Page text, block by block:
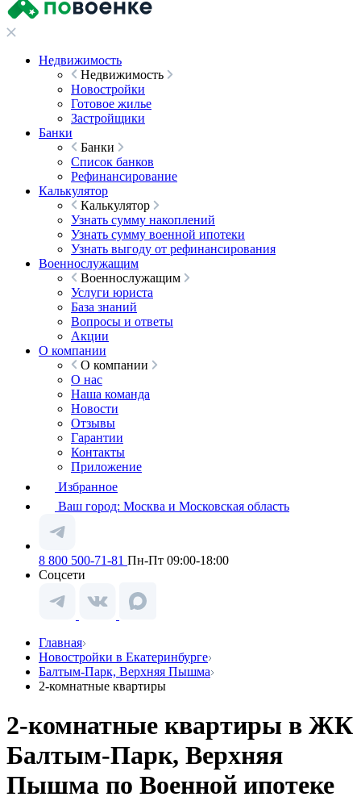
Недвижимость
Недвижимость
Новостройки
Готовое жилье
Застройщики
Банки
Банки
Список банков
Рефинансирование
Калькулятор
Калькулятор
Узнать сумму накоплений
Узнать сумму военной ипотеки
Узнать выгоду от рефинансирования
Военнослужащим
Военнослужащим
Услуги юриста
База знаний
Вопросы и ответы
Акции
О компании
О компании
О нас
Наша команда
Новости
Отзывы
Гарантии
Контакты
Приложение
Избранное
Ваш город: Москва и Московская область
8 800 500-71-81 Пн-Пт 09:00-18:00
Соцсети
Главная
Новостройки в Екатеринбурге
Балтым-Парк, Верхняя Пышма
2-комнатные квартиры
2-комнатные квартиры в ЖК
Балтым-Парк, Верхняя
Пышма по Военной ипотеке